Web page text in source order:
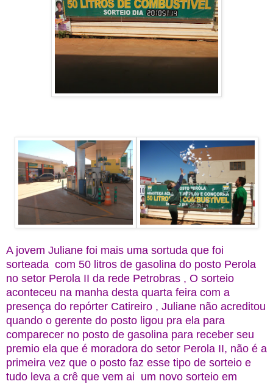
A jovem Juliane foi mais uma sortuda que foi
sorteada com 50 litros de gasolina do posto Perola
no setor Perola II da rede Petrobras , O sorteio
aconteceu na manha desta quarta feira com a
presença do repórter Catireiro , Juliane não acreditou
quando o gerente do posto ligou pra ela para
comparecer no posto de gasolina para receber seu
premio ela que é moradora do setor Perola II, não é a
primeira vez que o posto faz esse tipo de sorteio e
tudo leva a crê que vem ai um novo sorteio em